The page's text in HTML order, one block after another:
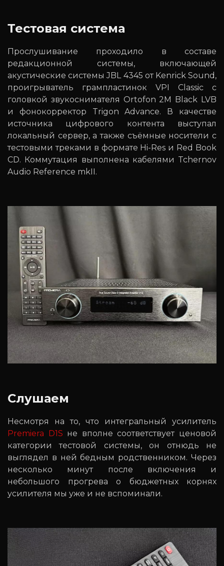
Тестовая система
Прослушивание проходило в составе
редакционной системы, включающей
акустические системы JBL 4345 от Kenrick Sound,
проигрыватель грампластинок VPI Classic с
головкой звукоснимателя Ortofon 2M Black LVB
и фонокорректор Trigon Advance. В качестве
источника цифрового контента выступал
локальный сервер, а также съёмные носители с
тестовыми треками в формате Hi-Res и Red Book
CD. Коммутация выполнена кабелями Tchernov
Audio Reference mkII.
Слушаем
Несмотря на то, что интегральный усилитель
Premiera D1S не вполне соответствует ценовой
категории тестовой системы, он отнюдь не
выглядел в ней бедным родственником. Через
несколько минут после включения и
небольшого прогрева о бюджетных корнях
усилителя мы уже и не вспоминали.